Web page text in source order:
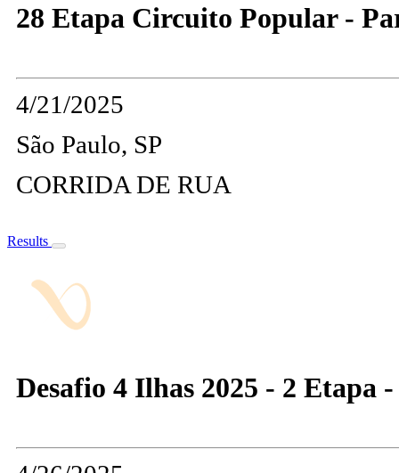
28 Etapa Circuito Popular -
4/21/2025
São Paulo, SP
CORRIDA DE RUA
Results
Desafio 4 Ilhas 2025 - 2 Etapa